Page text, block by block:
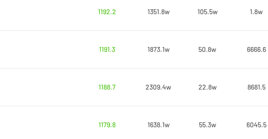
1192.2
1351.8w 105.5w 1.8w
1191.3
1873.1w 50.8w 6666.6
1188.7
2309.4w 22.8w 8681.5
1179.8
1638.1w 55.3w 6045.5